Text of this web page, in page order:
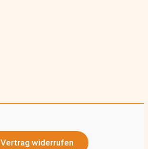
Vertrag widerrufen